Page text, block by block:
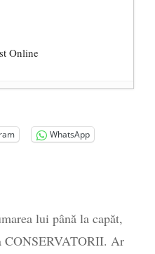
Online
despre
Volodymyr
înlăturat din Iași
WhatsApp
lui până la capăt,
CONSERVATORII. Ar